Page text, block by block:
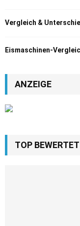
Vergleich &
Eismaschinen-
ANZEIGE
TOP BEWERTET